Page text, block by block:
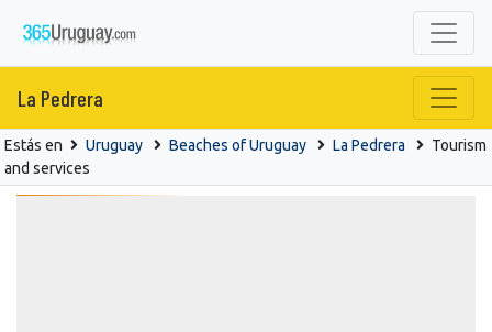
La Pedrera
Estás en Uruguay Beaches of Uruguay La Pedrera
Tourism
and services